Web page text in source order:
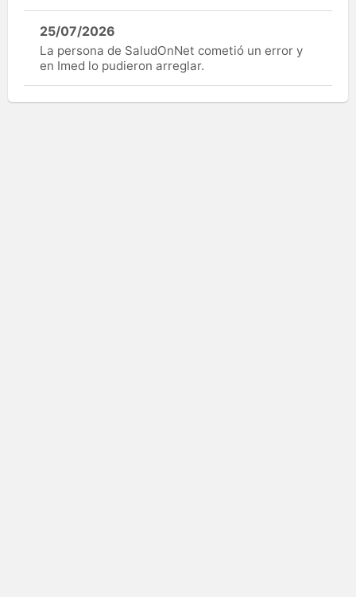
25/07/2026
La persona de SaludOnNet cometió un error y
en Imed lo pudieron arreglar.